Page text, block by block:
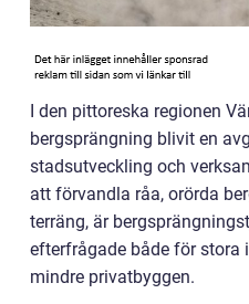
I den pittoreska regionen
bergsprängning blivit en
stadsutveckling och
att förvandla råa, orörda
terräng, är
efterfrågade både för stora
mindre privatbyggen.